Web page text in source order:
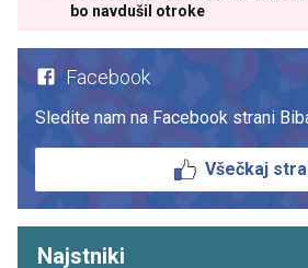
bo navdušil otroke
Facebook
Sledite nam na Facebook strani
Všečkaj
Najstniki